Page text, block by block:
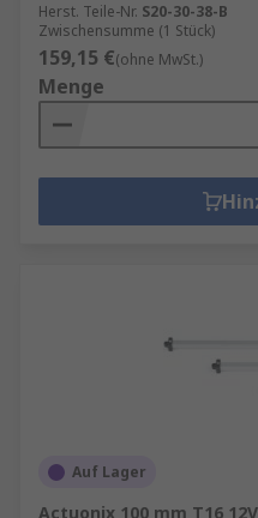
Herst. Teile-Nr. S20-30-38-B
Zwischensumme (1 Stück)
159,15 €(ohne MwSt.)
Menge
Auf Lager
Actuonix 100 mm T16